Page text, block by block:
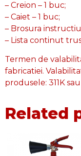
– Creion – 1 buc;
– Caiet – 1 buc;
– Brosura
– Lista continut
Termen de
fabricatiei.
produsele: 311K sau
Related